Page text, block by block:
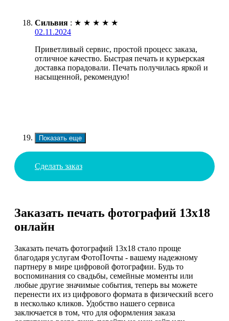
Сильвия : ★ ★ ★ ★ ★
02.11.2024
Приветливый сервис, простой процесс заказа,
отличное качество. Быстрая печать и курьерская
доставка порадовали. Печать получилась яркой и
насыщенной, рекомендую!
Показать еще
Сделать заказ
Заказать печать фотографий 13х18
онлайн
Заказать печать фотографий 13х18 стало проще
благодаря услугам ФотоПочты - вашему надежному
партнеру в мире цифровой фотографии. Будь то
воспоминания со свадьбы, семейные моменты или
любые другие значимые события, теперь вы можете
перенести их из цифрового формата в физический всего
в несколько кликов. Удобство нашего сервиса
заключается в том, что для оформления заказа